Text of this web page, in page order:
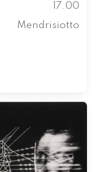
17.00
Mendrisiotto